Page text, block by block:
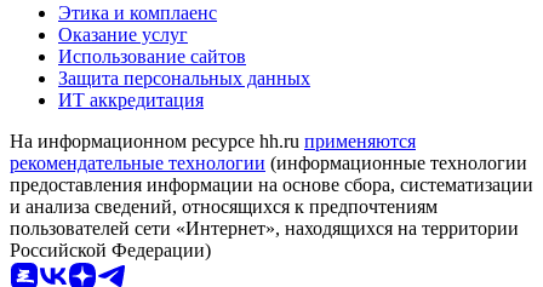
Этика и комплаенс
Оказание услуг
Использование сайтов
Защита персональных данных
ИТ аккредитация
На информационном ресурсе hh.ru применяются
рекомендательные технологии (информационные технологии
предоставления информации на основе сбора, систематизации
и анализа сведений, относящихся к предпочтениям
пользователей сети «Интернет», находящихся на территории
Российской Федерации)